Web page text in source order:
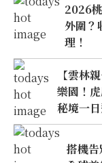
2026
外圍？
理！
【雲林
樂園！
秘境一
搭機告